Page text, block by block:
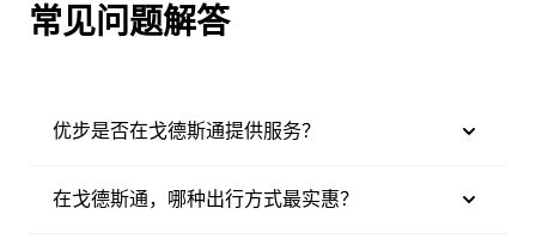
常见问题解答
优步是否在戈德斯通提供服务？
在戈德斯通，哪种出行方式最实惠？